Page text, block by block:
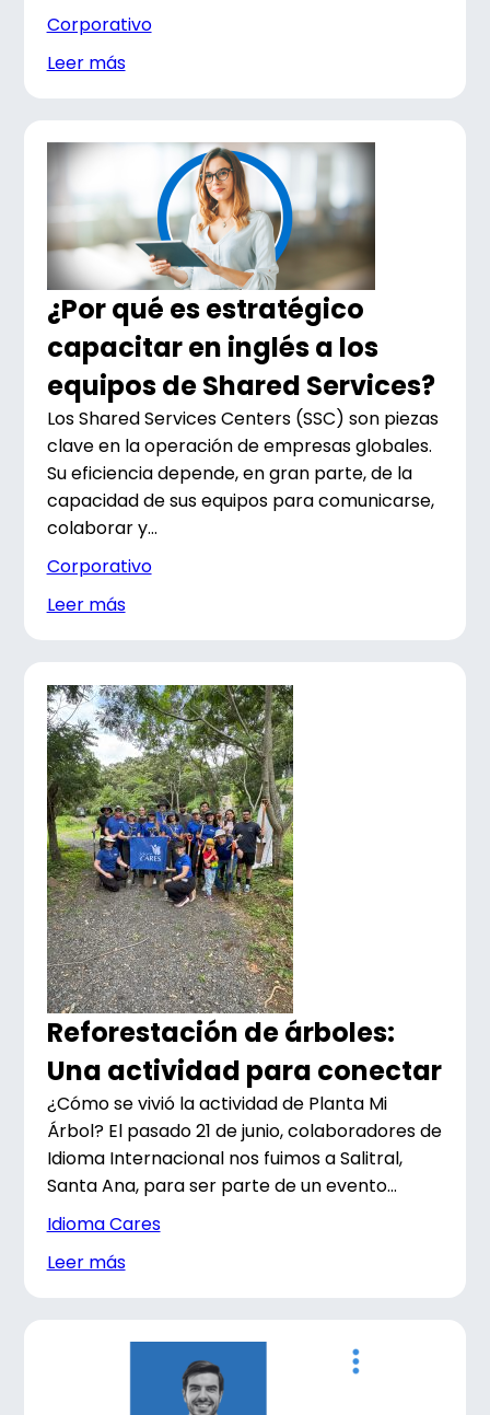
Corporativo
Leer más
¿Por qué es estratégico
capacitar en inglés a los
equipos de Shared Services?
Los Shared Services Centers (SSC) son piezas
clave en la operación de empresas globales.
Su eficiencia depende, en gran parte, de la
capacidad de sus equipos para comunicarse,
colaborar y...
Corporativo
Leer más
Reforestación de árboles:
Una actividad para conectar
¿Cómo se vivió la actividad de Planta Mi
Árbol? El pasado 21 de junio, colaboradores de
Idioma Internacional nos fuimos a Salitral,
Santa Ana, para ser parte de un evento...
Idioma Cares
Leer más